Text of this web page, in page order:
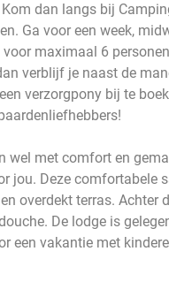
dan langs bij
Ga voor een week,
maximaal 6
verblijf je naast de
verzorgpony bij te
wel met comfort en
jou. Deze comfortabele
overdekt terras. Achter
De lodge is
een vakantie met